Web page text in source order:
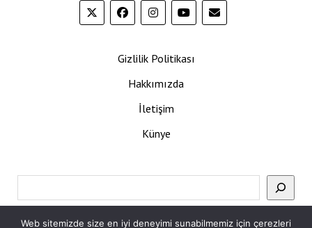
Gizlilik Politikası
Hakkımızda
İletişim
Künye
Web sitemizde size en iyi deneyimi sunabilmemiz için çerezleri